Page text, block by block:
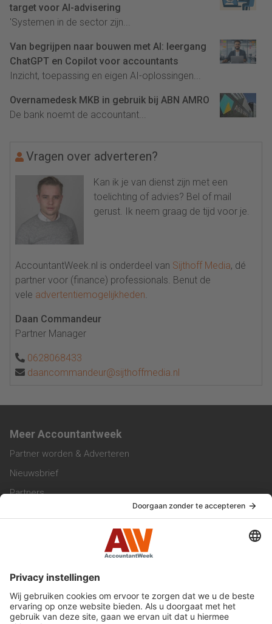
target voor AI-advisering
'Systemen in de sector zijn...
Van begrijpen naar bouwen met AI: leergang
ChatGPT en Copilot voor accountants
Inzicht, toepassing en eigen AI-oplossingen...
Overnamedesk MKB in gebruik bij ABN AMRO
De bank noemt de accountant...
Vragen over adverteren?
Kan ik je van dienst zijn met een
toelichting of advies? Bel of mail
gerust. Ik neem graag de tijd voor je.
AccountantWeek.nl is onderdeel van Sijthoff Media, dé
partner voor (finance) professionals. Benut de
vele advertentiemogelijkheden
Daan Commandeur
Partner Manager
0628068433
daancommandeur@sijthoffmedia.nl
Meer Accountantweek
Partner worden & Adverteren
Nieuwsbrief
Partners
Werken bij ons
Privacy Statement